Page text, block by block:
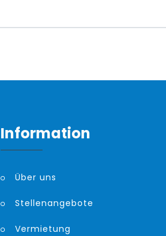
Information
Über uns
Stellenangebote
Vermietung